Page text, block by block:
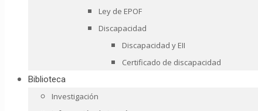
Ley de EPOF
Discapacidad
Discapacidad y EII
Certificado de discapacidad
Biblioteca
Investigación